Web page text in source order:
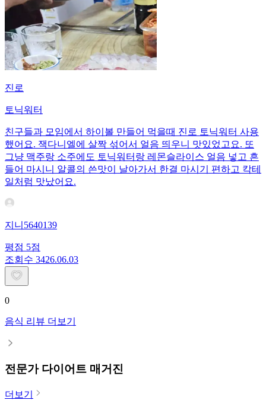
진로
토닉워터
친구들과 모임에서 하이볼 만들어 먹을때 진로 토닉워터 사용
했어요. 잭다니엘에 살짝 섞어서 얼음 띄우니 맛있었고요. 또
그냥 맥주랑 소주에도 토닉워터랑 레몬슬라이스 얼음 넣고 흔
들어 마시니 알콜의 쓴맛이 날아가서 한결 마시기 편하고 칵테
일처럼 맛났어요.
지니5640139
평점 5점
조회수 3426.06.03
0
음식 리뷰 더보기
전문가 다이어트 매거진
더보기